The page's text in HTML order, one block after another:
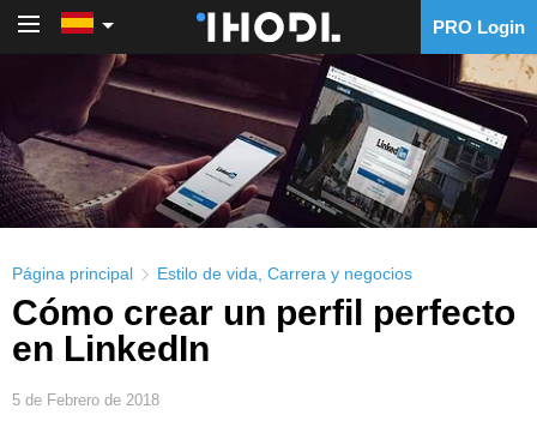
PRO Login
Página principal Estilo de vida Carrera y negocios
Cómo crear un perfil perfecto
en LinkedIn
5 de Febrero de 2018